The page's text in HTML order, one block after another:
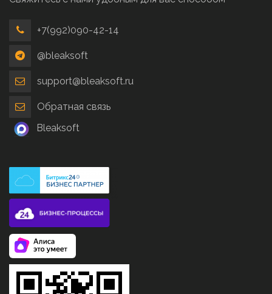
+7(992)090-42-14
@bleaksoft
support@bleaksoft.ru
Обратная связь
Bleaksoft